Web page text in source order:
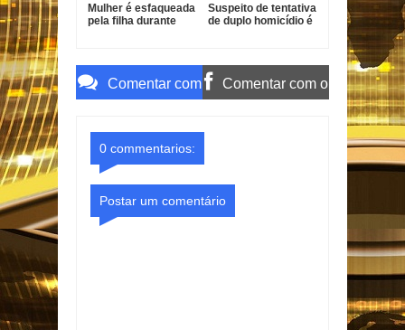
Mulher é esfaqueada
pela filha durante
Suspeito de tentativa
de duplo homicídio é
Comentar com Comentar com o
0 commentarios:
Postar um comentário